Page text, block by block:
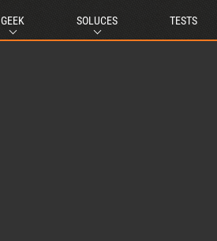
GEEK SOLUCES TESTS